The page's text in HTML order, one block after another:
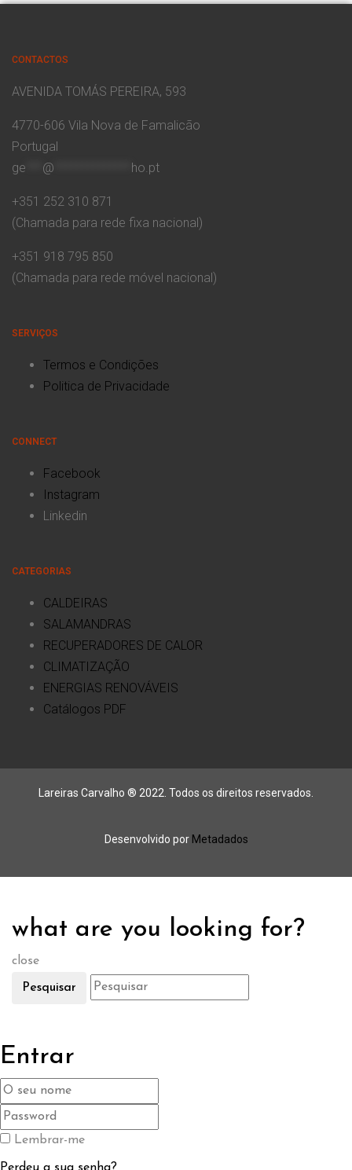
CONTACTOS
AVENIDA TOMÁS PEREIRA, 593
4770-606 Vila Nova de Famalicão
Portugal
ge
@ ho.pt
+351 252 310 871
(Chamada para rede fixa nacional)
+351 918 795 850
(Chamada para rede móvel nacional)
SERVIÇOS
Termos e Condições
Politica de Privacidade
CONNECT
Facebook
Instagram
Linkedin
CATEGORIAS
CALDEIRAS
SALAMANDRAS
RECUPERADORES DE CALOR
CLIMATIZAÇÃO
ENERGIAS RENOVÁVEIS
Catálogos PDF
Lareiras Carvalho ® 2022. Todos os direitos reservados.
Desenvolvido por Metadados
what are you looking for?
close
Pesquisar
Entrar
Lembrar-me